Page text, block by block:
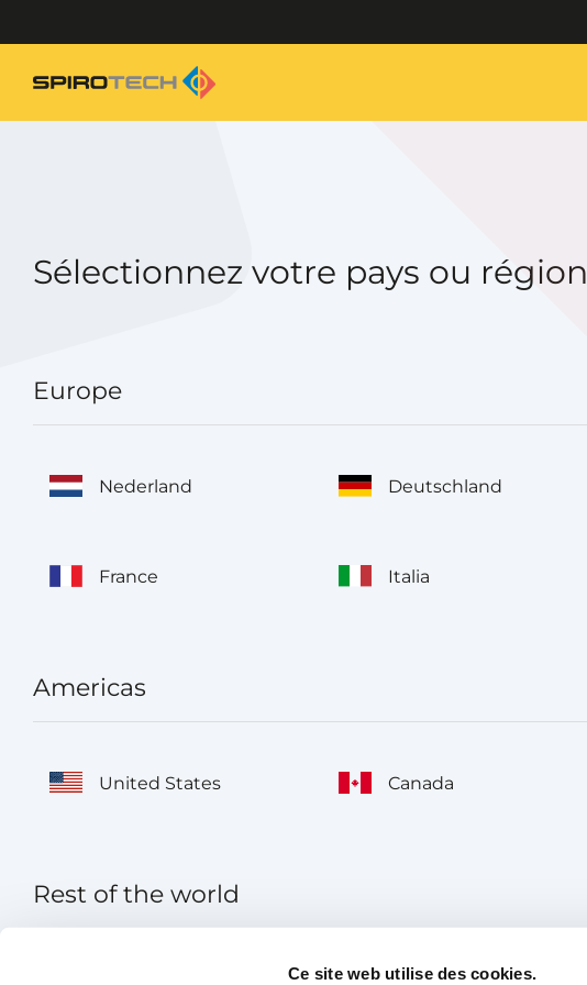
Ce site web utilise des cookies.
Sélectionnez votre pays ou région
Europe
Nederland Deutschland
France Italia
Americas
United States Canada
Rest of the world